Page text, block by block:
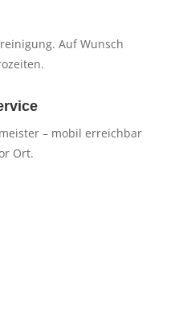
Auf Wunsch
– mobil erreichbar
Ort.